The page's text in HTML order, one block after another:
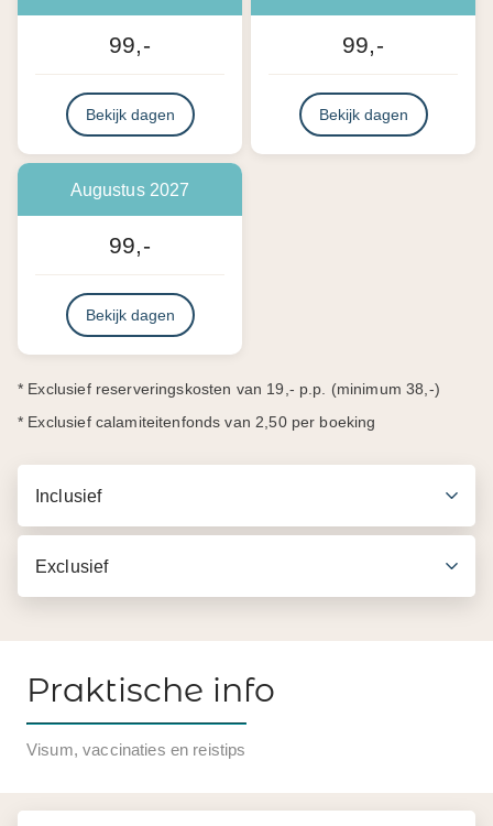
99,-
Bekijk dagen
99,-
Bekijk dagen
Augustus 2027
99,-
Bekijk dagen
* Exclusief reserveringskosten van 19,- p.p. (minimum 38,-)
* Exclusief calamiteitenfonds van 2,50 per boeking
Inclusief
Exclusief
Inbegrepen in de prijs
Inclusief fiets, helm, snack, wijnproeverij in 2
Praktische info
Visum, vaccinaties en reistips